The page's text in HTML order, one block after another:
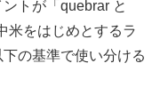
トが「quebrar と
米をはじめとするラ
の基準で使い分ける